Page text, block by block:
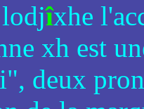
îxhe
xh est
deux